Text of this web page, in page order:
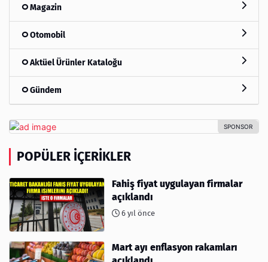
Magazin
Otomobil
Aktüel Ürünler Kataloğu
Gündem
POPÜLER İÇERIKLER
Fahiş fiyat uygulayan firmalar
açıklandı
6 yıl önce
Mart ayı enflasyon rakamları